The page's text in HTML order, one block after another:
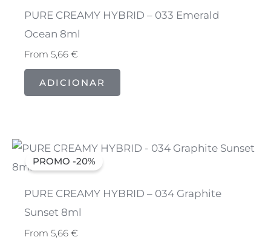
PURE CREAMY HYBRID – 033 Emerald
Ocean 8ml
From5,66€
ADICIONAR
PROMO -20%
PURE CREAMY HYBRID – 034 Graphite
Sunset 8ml
From5,66€